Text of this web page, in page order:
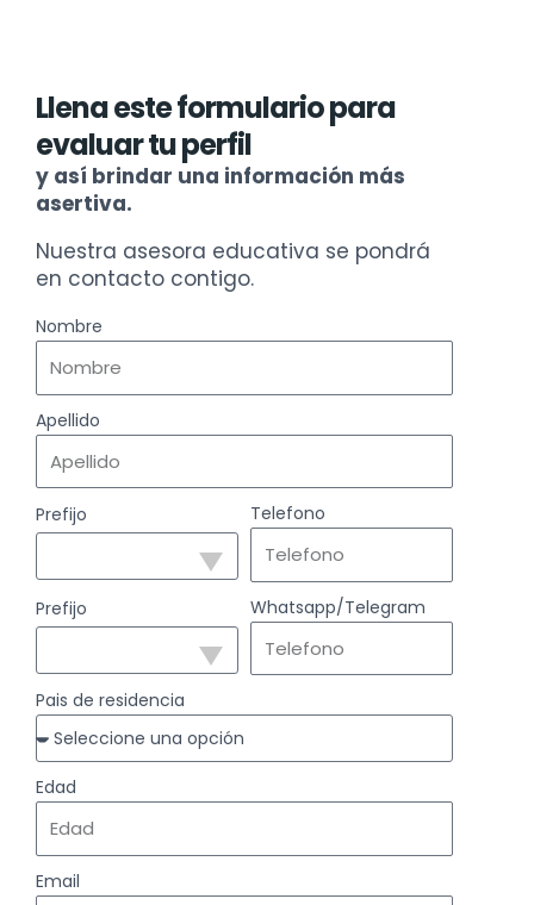
Llena este formulario para
evaluar tu perfil
y así brindar una información más
asertiva.
Nuestra asesora educativa se pondrá
en contacto contigo.
Nombre
Apellido
Prefijo Telefono
Prefijo Whatsapp/Telegram
Pais de residencia
Edad
Email